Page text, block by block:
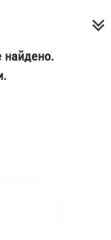
найдено.